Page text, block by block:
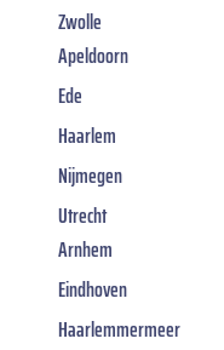
Zwolle
Apeldoorn
Ede
Haarlem
Nijmegen
Utrecht
Arnhem
Eindhoven
Haarlemmermeer